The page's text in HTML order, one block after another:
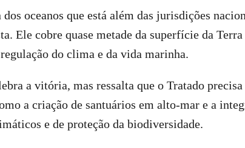
oceanos que está além das jurisdições
Ele cobre quase metade da superfície da
do clima e da vida marinha.
a vitória, mas ressalta que o Tratado
a criação de santuários em alto-mar e a
e de proteção da biodiversidade.